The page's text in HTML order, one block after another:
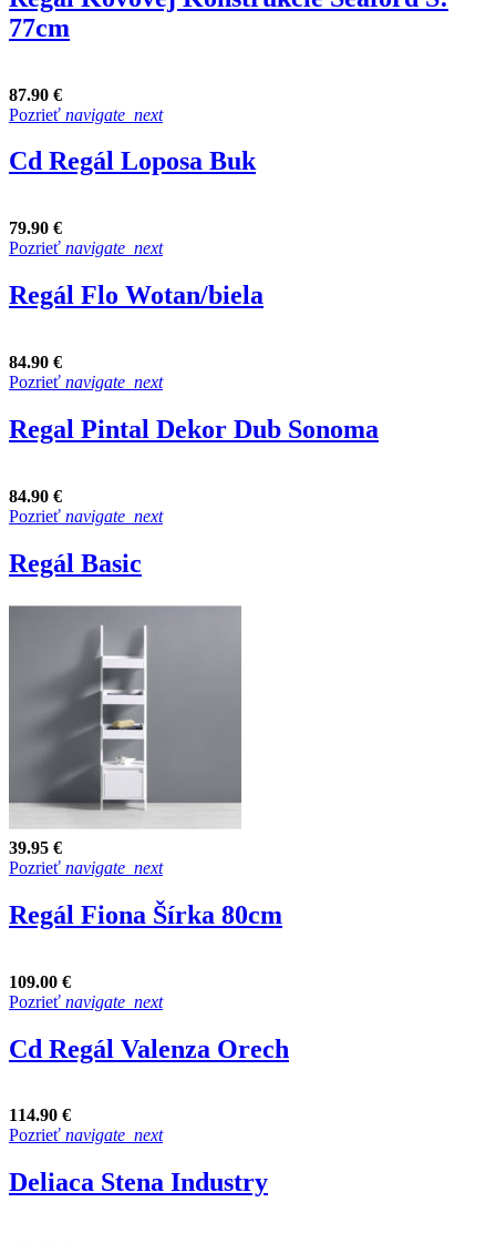
77cm
87.90 €
Pozrieť navigate_next
Cd Regál Loposa Buk
79.90 €
Pozrieť navigate_next
Regál Flo Wotan/biela
84.90 €
Pozrieť navigate_next
Regal Pintal Dekor Dub Sonoma
84.90 €
Pozrieť navigate_next
Regál Basic
39.95 €
Pozrieť navigate_next
Regál Fiona Šírka 80cm
109.00 €
Pozrieť navigate_next
Cd Regál Valenza Orech
114.90 €
Pozrieť navigate_next
Deliaca Stena Industry